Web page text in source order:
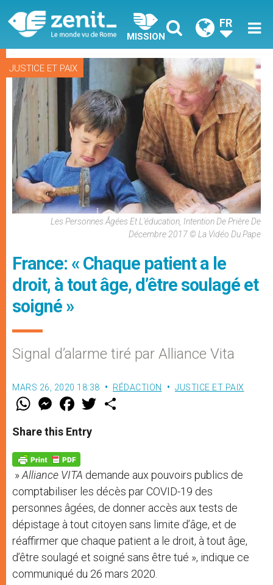
MISSION
FR
JUSTICE ET PAIX
Les Personnes Âgées Et L'éducation, Intention De Prière De
Décembre 2017 © La Vidéo Du Pape
France: « Chaque patient a le
droit, à tout âge, d’être soulagé et
soigné »
Signal d’alarme tiré par Alliance Vita
MARS 26, 2020 18:38 RÉDACTION JUSTICE ET PAIX
W
t
s
p
p
M
e
s
e
g
e
r
F
a
e
b
o
k
w
Share this Entry
»Alliance VITA demande aux pouvoirs publics de
comptabiliser les décès par COVID-19 des
personnes âgées, de donner accès aux tests de
dépistage à tout citoyen sans limite d’âge, et de
réaffirmer que chaque patient a le droit, à tout âge,
d’être soulagé et soigné sans être tué », indique ce
communiqué du 26 mars 2020.